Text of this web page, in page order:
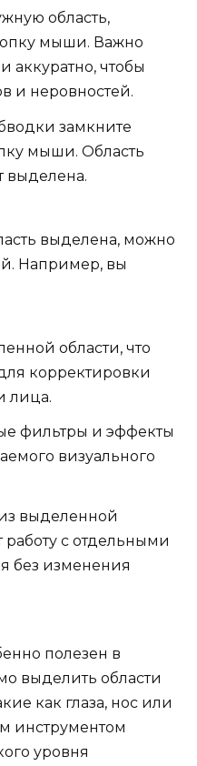
область,
мыши. Важно
аккуратно, чтобы
и неровностей.
замкните
мыши. Область
выделена.
выделена, можно
Например, вы
области, что
корректировки
лица.
фильтры и эффекты
визуального
выделенной
работу с отдельными
без изменения
полезен в
выделить области
как глаза, нос или
инструментом
уровня